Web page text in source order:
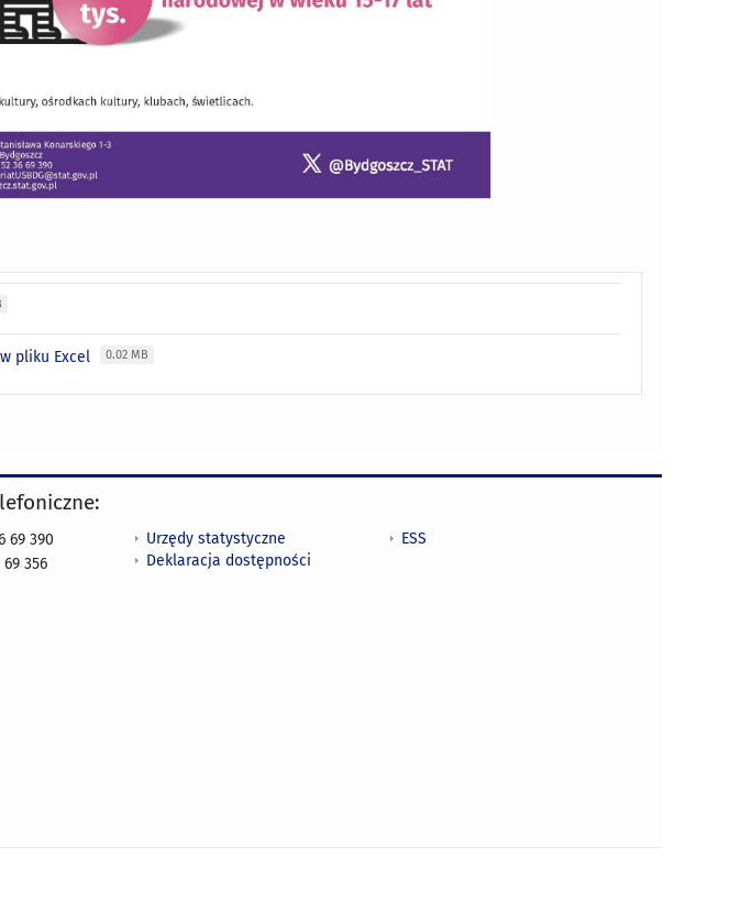
pliku Excel 0.02 MB
69 390
69 356
Urzędy statystyczne
Deklaracja dostępności
ESS